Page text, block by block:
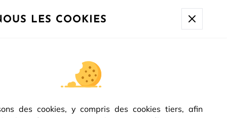
COLLECTION DESIGN
modèles depoignées de porte d'intérieur aux
LES COOKIES
des cookies, y compris des cookies tiers, afin